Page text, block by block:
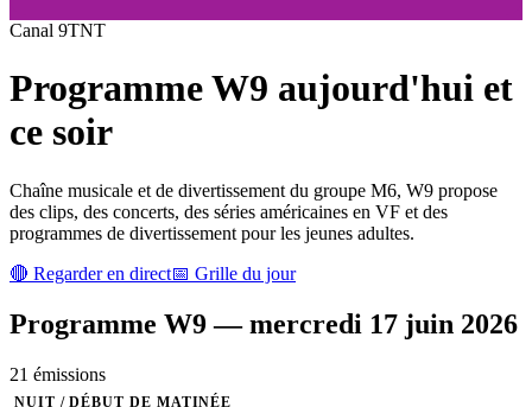
Canal 9TNT
ProgrammeW9 aujourd'hui et
ce soir
Chaîne musicale et de divertissement du groupe M6, W9 propose
des clips, des concerts, des séries américaines en VF et des
programmes de divertissement pour les jeunes adultes.
🔴 Regarder en direct📅 Grille du jour
Programme W9—mercredi 17 juin 2026
21 émissions
NUIT / DÉBUT DE MATINÉE